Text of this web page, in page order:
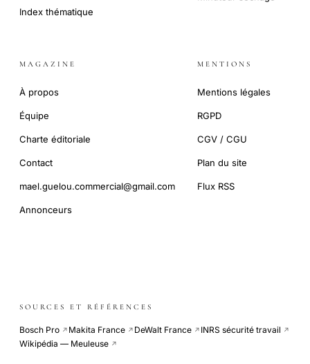
Index thématique
MAGAZINE
À propos
Équipe
Charte éditoriale
Contact
mael.guelou.commercial@gmail.com
Annonceurs
MENTIONS
Mentions légales
RGPD
CGV / CGU
Plan du site
Flux RSS
SOURCES ET RÉFÉRENCES
Bosch Pro ↗ Makita France ↗ DeWalt France ↗ INRS sécurité travail ↗
Wikipédia — Meuleuse ↗